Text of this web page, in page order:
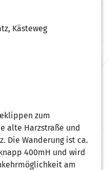
Kästeweg
zum
alte Harzstraße und
Die Wanderung ist ca.
400mH und wird
am